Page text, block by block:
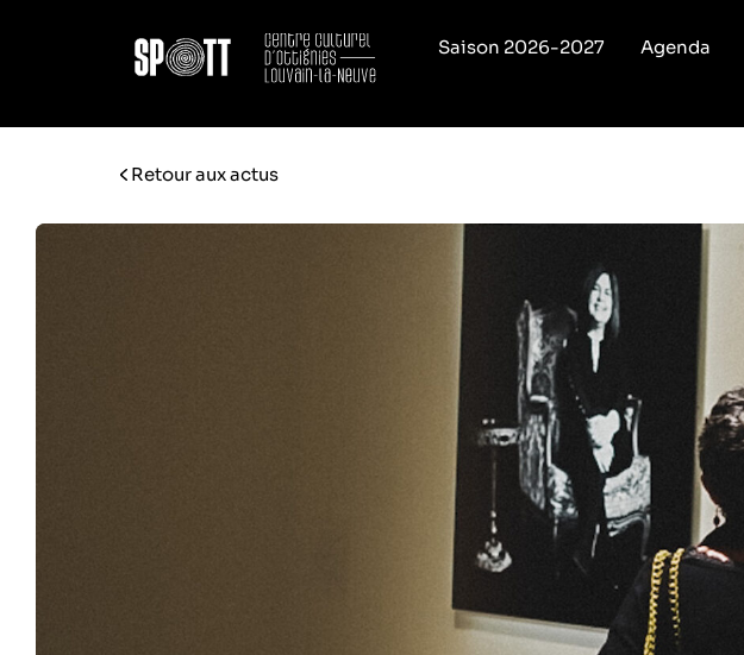
Saison 2026-2027 Agenda
Retour aux actus